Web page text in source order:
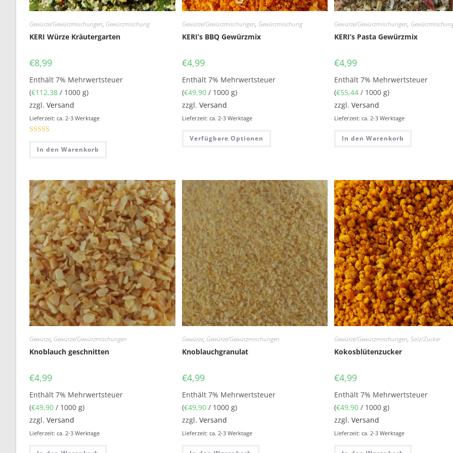
Gewürze/Gewürzmischungen, Gewürzmischung
KERI Würze Kräutergarten
€8,99
Enthält 7% Mehrwertsteuer
(€112,38 / 1000 g)
zzgl.Versand
Lieferzeit: ca. 2-3 Werktage
Bewertet mit
5.00von 5
In den Warenkorb
Gewürze/Gewürzmischungen, Gewürzmischung
KERI’s BBQ Gewürzmix
€4,99
Enthält 7% Mehrwertsteuer
(€49,90/ 1000 g)
zzgl. Versand
Lieferzeit: ca. 2-3 Werktage
Verfügbare Optionen
Gewürze/Gewürzmischungen,
KERI’s Pasta Gewürzmix
€4,99
Enthält 7% Mehrwertsteuer
(€55,44/ 1000 g)
zzgl. Versand
Lieferzeit: ca. 2-3 Werktage
In den Warenkorb
Gewürze, Gewürze/Gewürzmischungen
Knoblauch geschnitten
€4,99
Enthält 7% Mehrwertsteuer
(€49,90 / 1000 g)
zzgl.Versand
Lieferzeit: ca. 2-3 Werktage
Gewürze, Gewürze/Gewürzmischungen
Knoblauchgranulat
€4,99
Enthält 7% Mehrwertsteuer
(€49,90/ 1000 g)
zzgl. Versand
Lieferzeit: ca. 2-3 Werktage
Gewürze/Gewürzmischungen, Salz/Zucker
Kokosblütenzucker
€4,99
Enthält 7% Mehrwertsteuer
(€49,90/ 1000 g)
zzgl. Versand
Lieferzeit: ca. 2-3 Werktage